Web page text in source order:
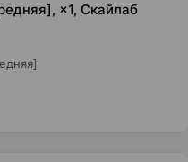
×1, Скайлаб